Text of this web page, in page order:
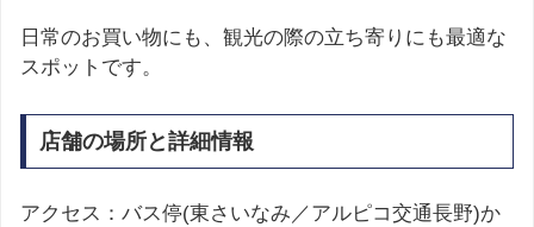
日常のお買い物にも、観光の際の立ち寄りにも最適な
スポットです。
店舗の場所と詳細情報
アクセス：バス停(東さいなみ／アルピコ交通長野)か